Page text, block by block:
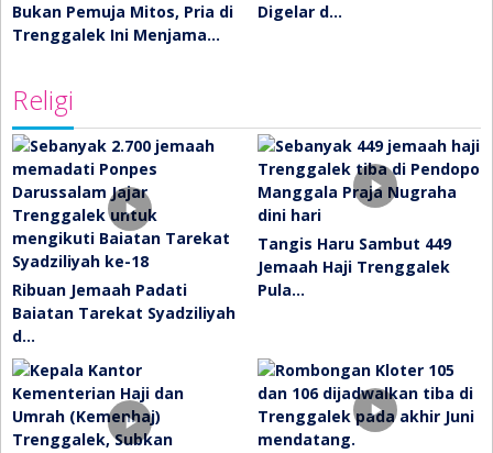
Bukan Pemuja Mitos, Pria di
Trenggalek Ini Menjama…
Digelar d…
Religi
Ribuan Jemaah Padati
Baiatan Tarekat Syadziliyah
d…
Tangis Haru Sambut 449
Jemaah Haji Trenggalek
Pula…